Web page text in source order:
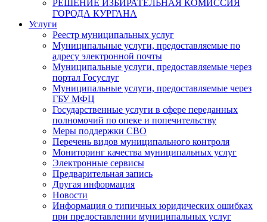
РЕШЕНИЕ ИЗБИРАТЕЛЬНАЯ КОМИССИЯ
ГОРОДА КУРГАНА
Услуги
Реестр муниципальных услуг
Муниципальные услуги, предоставляемые по
адресу электронной почты
Муниципальные услуги, предоставляемые через
портал Госуслуг
Муниципальные услуги, предоставляемые через
ГБУ МФЦ
Государственные услуги в сфере переданных
полномочий по опеке и попечительству
Меры поддержки СВО
Перечень видов муниципального контроля
Мониторинг качества муниципальных услуг
Электронные сервисы
Предварительная запись
Другая информация
Новости
Информация о типичных юридических ошибках
при предоставлении муниципальных услуг